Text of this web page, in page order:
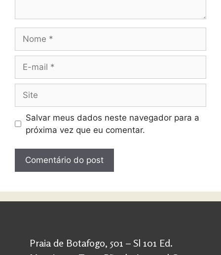
Salvar meus dados neste navegador para a
próxima vez que eu comentar.
Praia de Botafogo, 501 – Sl 101 Ed.